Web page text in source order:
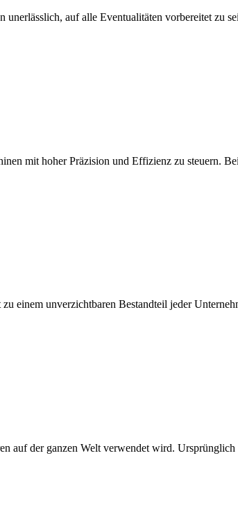
auf alle Eventualitäten vorbereitet zu
mit hoher Präzision und Effizienz zu steuern.
einem unverzichtbaren Bestandteil jeder
auf der ganzen Welt verwendet wird.